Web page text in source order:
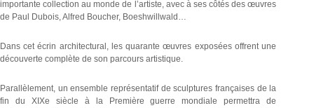
importante collection au monde de l’artiste, avec à ses côtés des œuvres
de Paul Dubois, Alfred Boucher, Boeshwillwald…
Dans cet écrin architectural, les quarante œuvres exposées offrent une
découverte complète de son parcours artistique.
Parallèlement, un ensemble représentatif de sculptures françaises de la
fin du XIXe siècle à la Première guerre mondiale permettra de